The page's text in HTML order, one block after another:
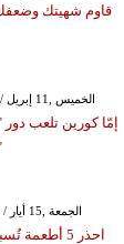
قاوم شهيتك
GMT 11:21 2019 الخميس ,11 إبريل / نيسان
إمّا كورين تلعب دور
GMT 22:22 2020 الجمعة ,15 أيار / مايو
احذر 5